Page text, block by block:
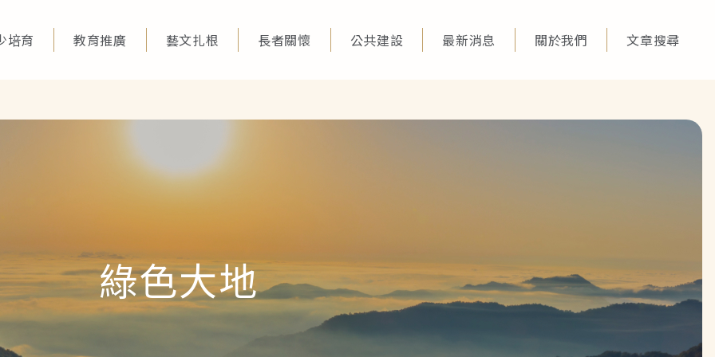
培育 教育推廣 藝文扎根 長者關懷 公共建設 最新消息 關於我們 文章搜尋
綠色大地